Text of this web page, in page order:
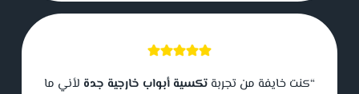
“كنت خايفة من تجربة تكسية أبواب خارجية جدة لأني ما